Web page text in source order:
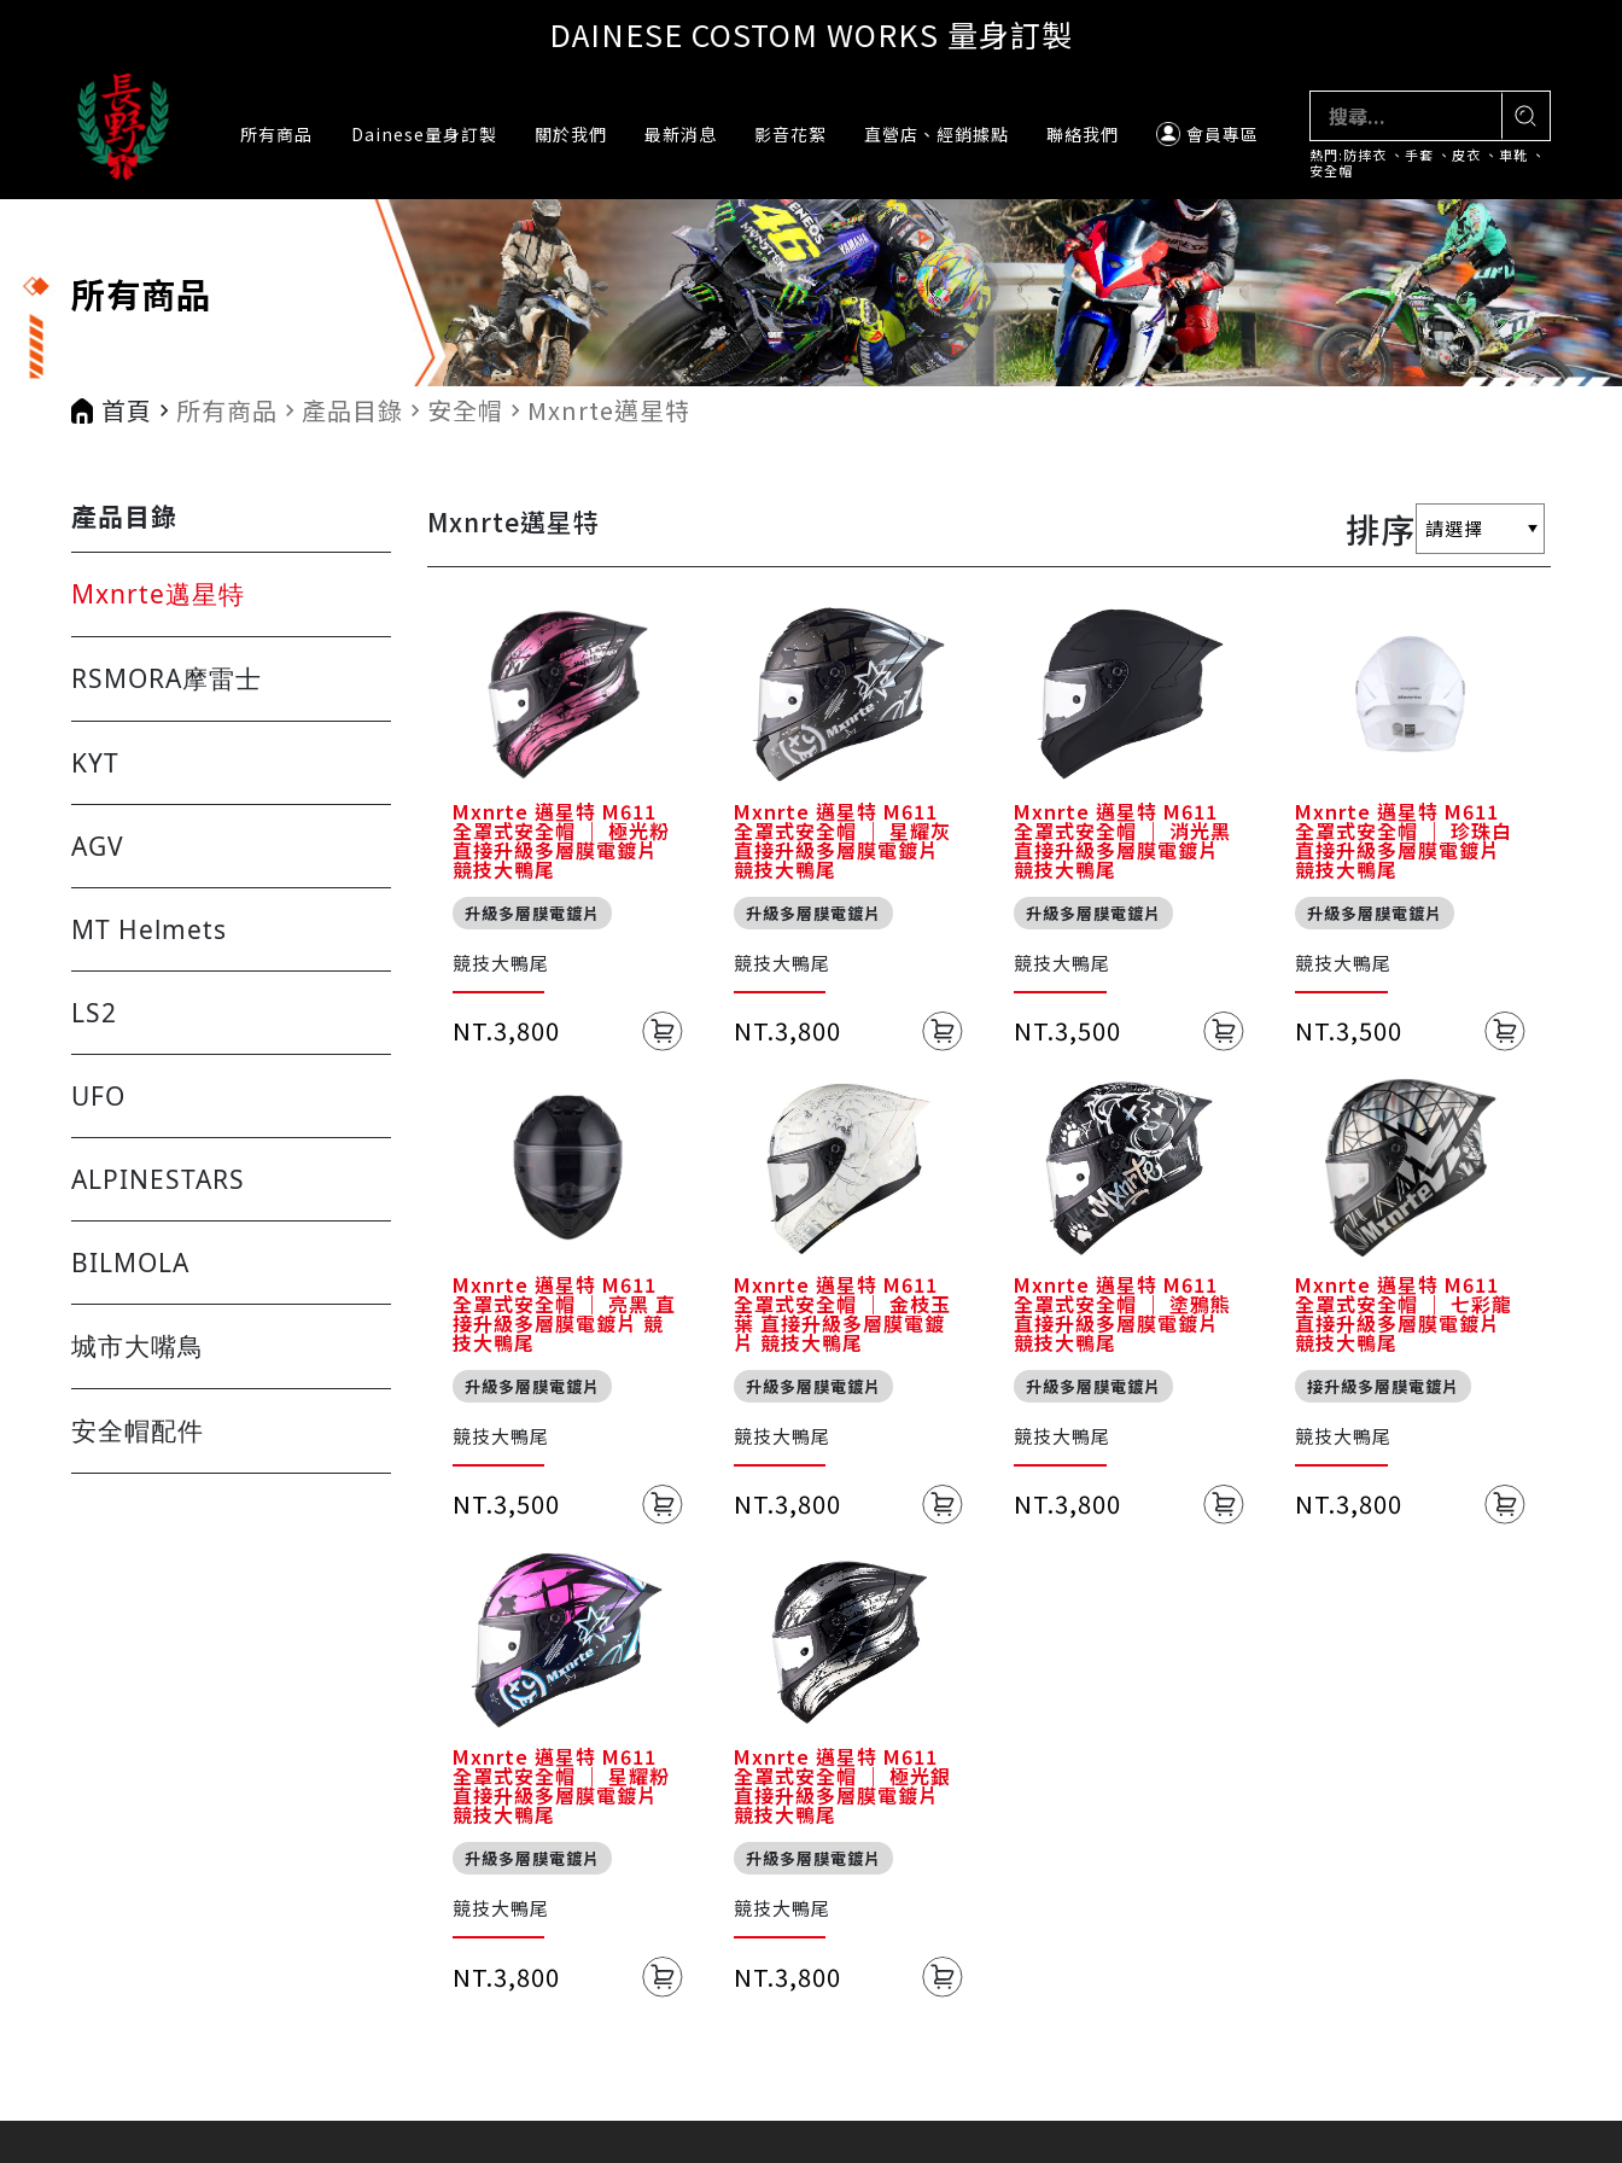
DAINESE COSTOM WORKS 量身訂製
所有商品 Dainese量身訂製 關於我們 最新消息 影音花絮 直營店、經銷據點 聯絡我們 會員專區
熱門:防摔衣 、手套 、 皮衣 、車靴 、
安全帽
所有商品
首頁 navigate_next 所有商品 navigate_next 產品目錄 navigate_next 安全帽 navigate_next Mxnrte邁星特
產品目錄
Mxnrte邁星特
RSMORA摩雷士
KYT
AGV
MT Helmets
LS2
UFO
ALPINESTARS
BILMOLA
城市大嘴鳥
安全帽配件
Mxnrte邁星特 排序
Mxnrte 邁星特 M611
全罩式安全帽 ｜ 極光粉
直接升級多層膜電鍍片
競技大鴨尾
升級多層膜電鍍片
競技大鴨尾
NT.3,800
Mxnrte 邁星特 M611
全罩式安全帽 ｜ 星耀灰
直接升級多層膜電鍍片
競技大鴨尾
升級多層膜電鍍片
競技大鴨尾
NT.3,800
Mxnrte 邁星特 M611
全罩式安全帽 ｜ 消光黑
直接升級多層膜電鍍片
競技大鴨尾
升級多層膜電鍍片
競技大鴨尾
NT.3,500
Mxnrte 邁星特 M611
全罩式安全帽 ｜ 珍珠白
直接升級多層膜電鍍片
競技大鴨尾
升級多層膜電鍍片
競技大鴨尾
NT.3,500
Mxnrte 邁星特 M611
全罩式安全帽 ｜ 亮黑 直
接升級多層膜電鍍片 競
技大鴨尾
升級多層膜電鍍片
競技大鴨尾
NT.3,500
Mxnrte 邁星特 M611
全罩式安全帽 ｜ 金枝玉
葉 直接升級多層膜電鍍
片 競技大鴨尾
升級多層膜電鍍片
競技大鴨尾
NT.3,800
Mxnrte 邁星特 M611
全罩式安全帽 ｜ 塗鴉熊
直接升級多層膜電鍍片
競技大鴨尾
升級多層膜電鍍片
競技大鴨尾
NT.3,800
Mxnrte 邁星特 M611
全罩式安全帽 ｜ 七彩龍
直接升級多層膜電鍍片
競技大鴨尾
接升級多層膜電鍍片
競技大鴨尾
NT.3,800
Mxnrte 邁星特 M611
全罩式安全帽 ｜ 星耀粉
直接升級多層膜電鍍片
競技大鴨尾
升級多層膜電鍍片
競技大鴨尾
NT.3,800
Mxnrte 邁星特 M611
全罩式安全帽 ｜ 極光銀
直接升級多層膜電鍍片
競技大鴨尾
升級多層膜電鍍片
競技大鴨尾
NT.3,800